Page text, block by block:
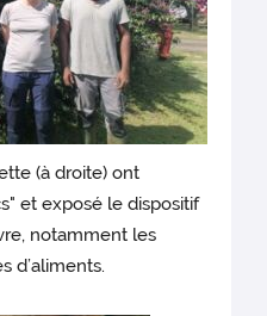
(à droite) ont
et exposé le dispositif
notamment les
d’aliments.